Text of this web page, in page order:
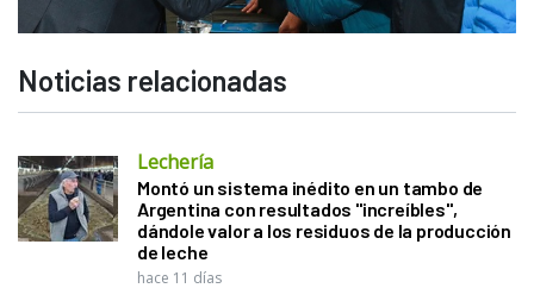
Noticias relacionadas
Lechería
Montó un sistema inédito en un tambo de
Argentina con resultados "increíbles",
dándole valor a los residuos de la producción
de leche
hace 11 días